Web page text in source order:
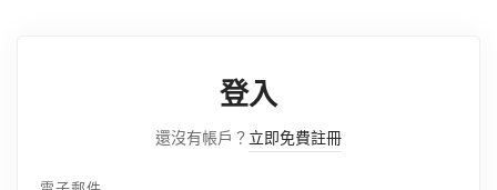
登入
還沒有帳戶？ 立即免費註冊